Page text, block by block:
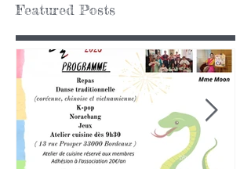
Featured Posts